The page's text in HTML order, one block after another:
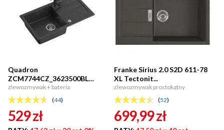
Franke Sirius 2.0 S2D 611-78
XL Tectonit...
zlewozmywak prostokątny
(52)
699,99zł
Quadron
ZCM7744CZ_3623500BL
CLEAR MAX Cz...
zlewozmywak + bateria
(44)
529zł